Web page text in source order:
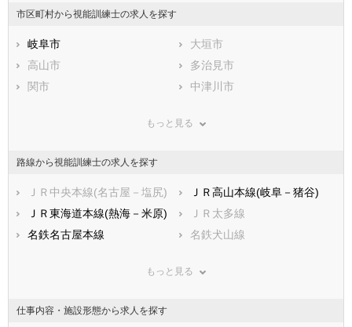
石川県
福井県
静岡県
滋賀県
兵庫県
山口県
福岡県
佐賀県
熊本県
大分県
宮崎県
鹿児島県
沖縄県
市区町村から視能訓練士の求人を探す
岐阜市
大垣市
高山市
多治見市
関市
中津川市
恵那市
各務原市
山県市
瑞穂市
飛騨市
本巣市
郡上市
下呂市
養老郡養老町
安八郡神戸町
もっと見る
路線から視能訓練士の求人を探す
ＪＲ中央本線(名古屋－塩尻)
ＪＲ高山本線(岐阜－猪谷)
ＪＲ東海道本線(熱海－米原)
ＪＲ太多線
名鉄名古屋本線
名鉄犬山線
名鉄羽島線
樽見鉄道
もっと見る
仕事内容・施設形態から求人を探す